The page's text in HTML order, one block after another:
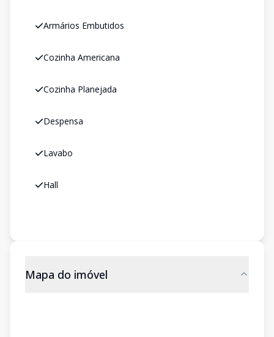
Armários Embutidos
Cozinha Americana
Cozinha Planejada
Despensa
Lavabo
Hall
Mapa do imóvel